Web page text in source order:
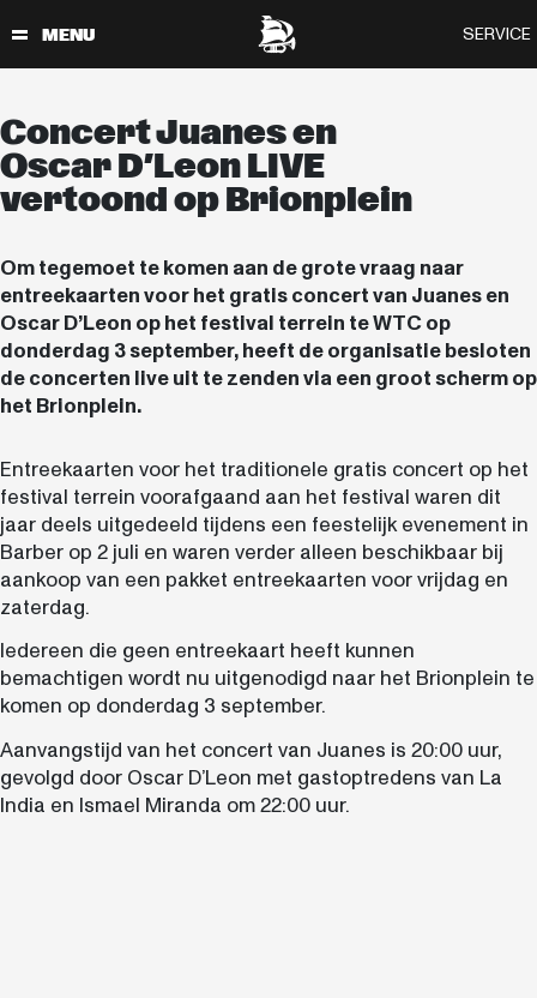
Concert Juanes en
Oscar D’Leon LIVE
vertoond op Brionplein
Om tegemoet te komen aan de grote vraag naar
entreekaarten voor het gratis concert van Juanes en
Oscar D’Leon op het festival terrein te WTC op
donderdag 3 september, heeft de organisatie besloten
de concerten live uit te zenden via een groot scherm op
het Brionplein.
Entreekaarten voor het traditionele gratis concert op het
festival terrein voorafgaand aan het festival waren dit
jaar deels uitgedeeld tijdens een feestelijk evenement in
Barber op 2 juli en waren verder alleen beschikbaar bij
aankoop van een pakket entreekaarten voor vrijdag en
zaterdag.
Iedereen die geen entreekaart heeft kunnen
bemachtigen wordt nu uitgenodigd naar het Brionplein te
komen op donderdag 3 september.
Aanvangstijd van het concert van Juanes is 20:00 uur,
gevolgd door Oscar D’Leon met gastoptredens van La
India en Ismael Miranda om 22:00 uur.